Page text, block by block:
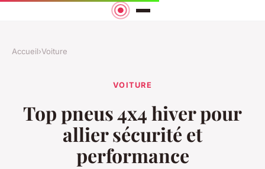
Accueil›Voiture
VOITURE
Top pneus 4x4 hiver pour
allier sécurité et
performance